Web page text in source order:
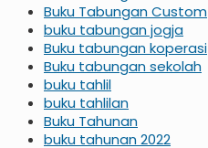
Buku Tabungan Custom
buku tabungan jogja
Buku tabungan koperasi
Buku tabungan sekolah
buku tahlil
buku tahlilan
Buku Tahunan
buku tahunan 2022